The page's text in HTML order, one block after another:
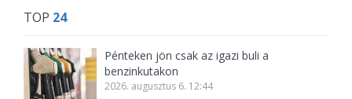
TOP 24
Pénteken jön csak az igazi buli a
benzinkutakon
2026. augusztus 6. 12:44